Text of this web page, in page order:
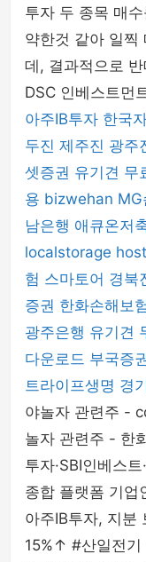
투자 두 종목 매
약한것 같아 일찍
데, 결과적으로
DSC 인베스트먼
아주IB투자 한국
두진 제주진 광주
셋증권 유기견 무
용 bizwehan MG
남은행 애큐온저
localstorage
험 스마토어 경북
증권 한화손해보
광주은행 유기견
다운로드 부국증
트라이프생명 경
야놀자 관련주 -
놀자 관련주 - 한
투자·SBI인베스
종합 플랫폼 기업
아주IB투자, 지분
15%↑ #산일전기